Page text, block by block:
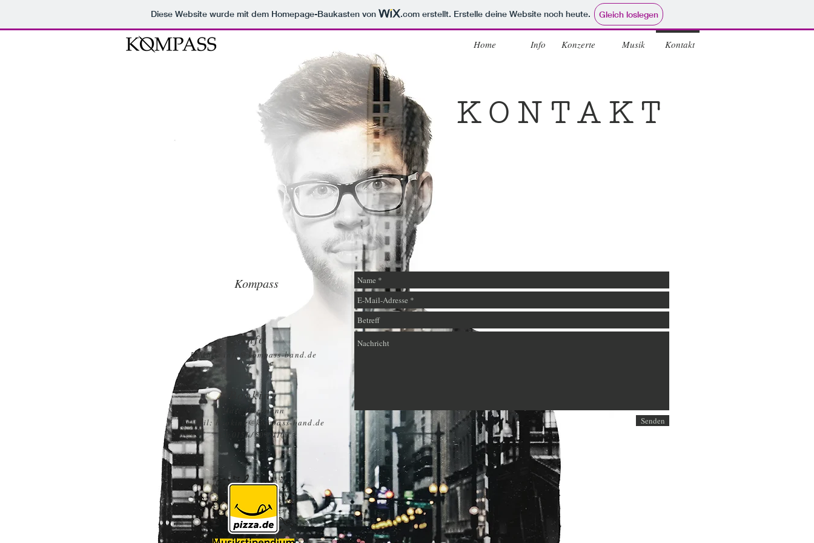
Diese Website wurde mit dem Homepage-Baukasten von .com erstellt. Erstelle deine Website noch heute. Gleich loslegen
Home Info Konzerte Musik Kontakt
Info
E-Mail: info@kompass-band.de
Booking
Marc Hartmann
E-Mail: booking@kompass-band.de
Tel: 0151 / 50964100
Kompass
KONTAKT
Senden